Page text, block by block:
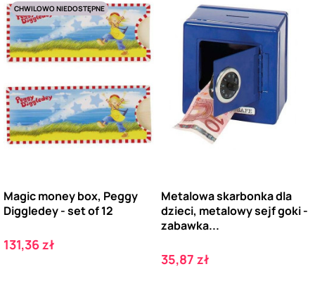
CHWILOWO NIEDOSTĘPNE
Magic money box, Peggy
Diggledey - set of 12
Cena
131,36 zł
Metalowa skarbonka dla
dzieci, metalowy sejf goki -
zabawka...
Cena
35,87 zł